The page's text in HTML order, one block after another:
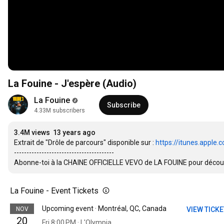
La Fouine - J'espère (Audio)
La Fouine
4.33M subscribers
Subscribe
3.4M views 13 years ago
Extrait de "Drôle de parcours" disponible sur : https://
----------------------------------------
Abonne-toi à la CHAINE OFFICIELLE VEVO de LA FOUINE pour
La Fouine - Event Tickets
NOV
20
Upcoming event · Montréal, QC, Canada
VIEW